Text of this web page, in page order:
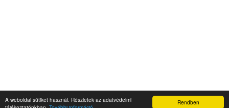
Rendben
A weboldal sütiket használ. Részletek az adatvédelmi
Napidroid.hu 2019